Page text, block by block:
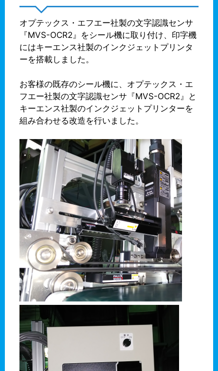
オプテックス・エフエー社製の文字認識センサ
『MVS-OCR2』をシール機に取り付け、印字機
にはキーエンス社製のインクジェットプリンタ
ーを搭載しました。
お客様の既存のシール機に、オプテックス・エ
フエー社製の文字認識センサ『MVS-OCR2』と
キーエンス社製のインクジェットプリンターを
組み合わせる改造を行いました。